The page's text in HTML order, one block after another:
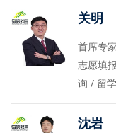
关明
首席专
志愿填
询 / 留
沈岩